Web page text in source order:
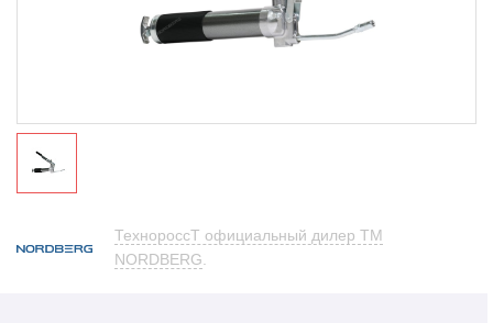
ТехнороссТ официальный дилер TM
NORDBERG